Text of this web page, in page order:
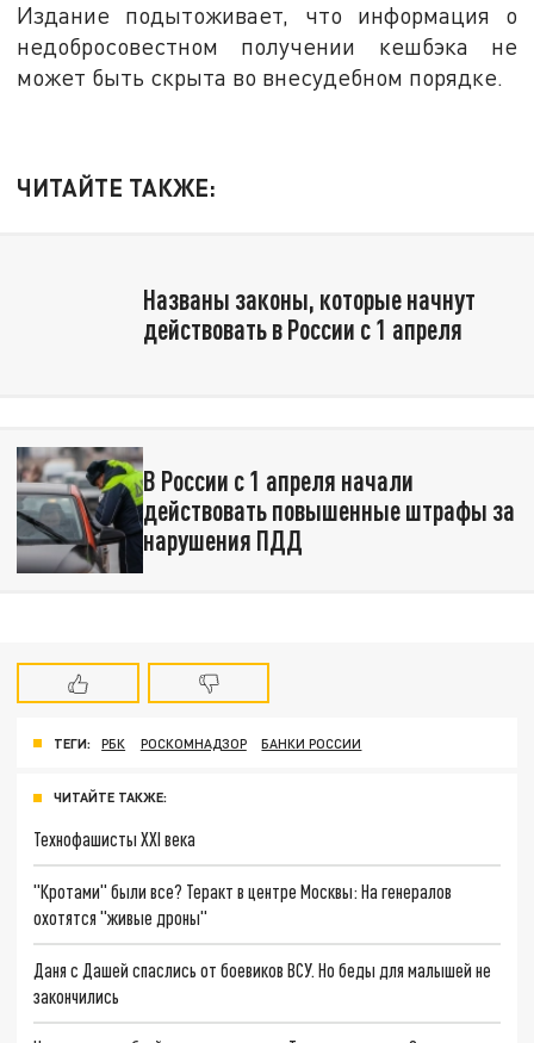
Издание подытоживает, что информация о
недобросовестном получении кешбэка не
может быть скрыта во внесудебном порядке.
ЧИТАЙТЕ ТАКЖЕ:
Названы законы, которые начнут
действовать в России с 1 апреля
В России с 1 апреля начали
действовать повышенные штрафы за
нарушения ПДД
ТЕГИ: РБК РОСКОМНАДЗОР БАНКИ РОССИИ
ЧИТАЙТЕ ТАКЖЕ:
Технофашисты XXI века
"Кротами" были все? Теракт в центре Москвы: На генералов
охотятся "живые дроны"
Даня с Дашей спаслись от боевиков ВСУ. Но беды для малышей не
закончились